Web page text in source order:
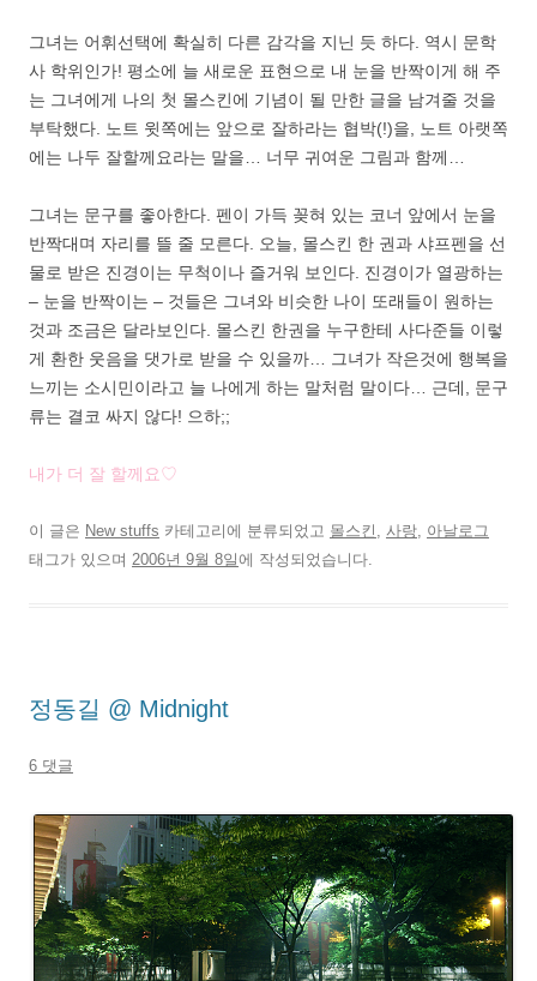
그녀는 어휘선택에 확실히 다른 감각을 지닌 듯 하다. 역시 문학
사 학위인가! 평소에 늘 새로운 표현으로 내 눈을 반짝이게 해 주
는 그녀에게 나의 첫 몰스킨에 기념이 될 만한 글을 남겨줄 것을
부탁했다. 노트 윗쪽에는 앞으로 잘하라는 협박(!)을, 노트 아랫쪽
에는 나두 잘할께요라는 말을… 너무 귀여운 그림과 함께…
그녀는 문구를 좋아한다. 펜이 가득 꽂혀 있는 코너 앞에서 눈을
반짝대며 자리를 뜰 줄 모른다. 오늘, 몰스킨 한 권과 샤프펜을 선
물로 받은 진경이는 무척이나 즐거워 보인다. 진경이가 열광하는
– 눈을 반짝이는 – 것들은 그녀와 비슷한 나이 또래들이 원하는
것과 조금은 달라보인다. 몰스킨 한권을 누구한테 사다준들 이렇
게 환한 웃음을 댓가로 받을 수 있을까… 그녀가 작은것에 행복을
느끼는 소시민이라고 늘 나에게 하는 말처럼 말이다… 근데, 문구
류는 결코 싸지 않다! 으하;;
내가 더 잘 할께요♡
이 글은 New stuffs 카테고리에 분류되었고 몰스킨 , 사랑, 아날로그
태그가 있으며 2006년 9월 8일에 작성되었습니다.
정동길 @ Midnight
6 댓글